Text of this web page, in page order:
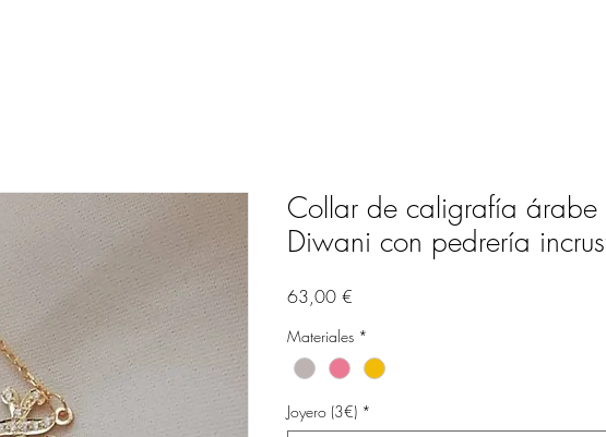
Collar de caligrafía árabe
Diwani con pedrería
63,00 €
Materiales *
Joyero (3€) *